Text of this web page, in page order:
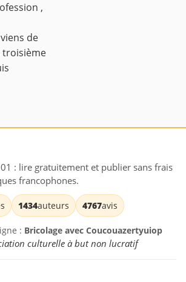
,
de
troisième
: lire gratuitement et publier sans frais
francophones.
1434auteurs 4767avis
: Bricolage avec Coucouazertyuiop
culturelle à but non lucratif